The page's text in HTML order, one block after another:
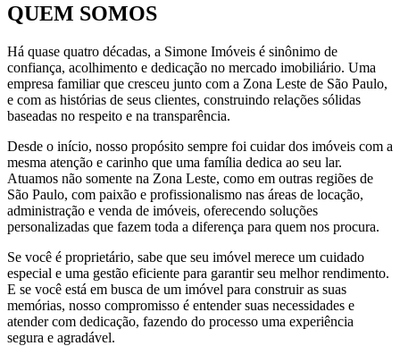
QUEM SOMOS
Há quase quatro décadas, a Simone Imóveis é sinônimo de
confiança, acolhimento e dedicação no mercado imobiliário. Uma
empresa familiar que cresceu junto com a Zona Leste de São Paulo,
e com as histórias de seus clientes, construindo relações sólidas
baseadas no respeito e na transparência.
Desde o início, nosso propósito sempre foi cuidar dos imóveis com a
mesma atenção e carinho que uma família dedica ao seu lar.
Atuamos não somente na Zona Leste, como em outras regiões de
São Paulo, com paixão e profissionalismo nas áreas de locação,
administração e venda de imóveis, oferecendo soluções
personalizadas que fazem toda a diferença para quem nos procura.
Se você é proprietário, sabe que seu imóvel merece um cuidado
especial e uma gestão eficiente para garantir seu melhor rendimento.
E se você está em busca de um imóvel para construir as suas
memórias, nosso compromisso é entender suas necessidades e
atender com dedicação, fazendo do processo uma experiência
segura e agradável.